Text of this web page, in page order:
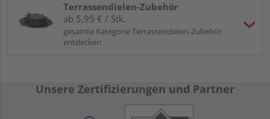
Terrassendielen-Zubehör
ab 5,95 € / Stk.
gesamte Kategorie Terrassendielen-Zubehör
entdecken
Unsere Zertifizierungen und Partner